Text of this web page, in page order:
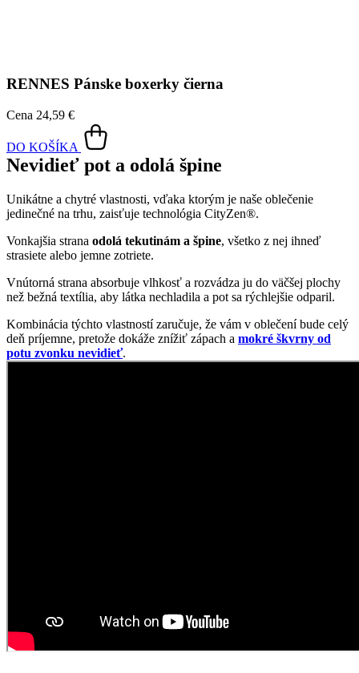
RENNES Pánske boxerky čierna
Cena 24,59 €
DO KOŠÍKA
Nevidieť pot a odolá špine
Unikátne a chytré vlastnosti, vďaka ktorým je naše oblečenie
jedinečné na trhu, zaisťuje technológia CityZen®.
Vonkajšia strana odolá tekutinám a špine, všetko z nej ihneď
strasiete alebo jemne zotriete.
Vnútorná strana absorbuje vlhkosť a rozvádza ju do väčšej plochy
než bežná textília, aby látka nechladila a pot sa rýchlejšie odparil.
Kombinácia týchto vlastností zaručuje, že vám v oblečení bude celý
deň príjemne, pretože dokáže znížiť zápach a mokré škvrny od
potu zvonku nevidieť.